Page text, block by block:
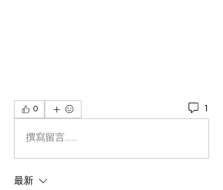
0 1
撰寫留言......
最新